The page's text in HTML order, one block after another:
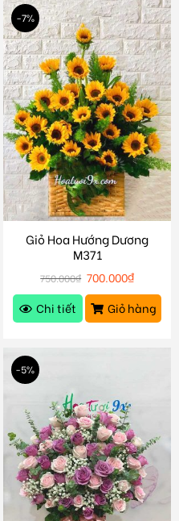
-7%
Giỏ Hoa Hướng Dương
M371
750.000₫ 700.000₫
Chi tiết
Giỏ hàng
-5%